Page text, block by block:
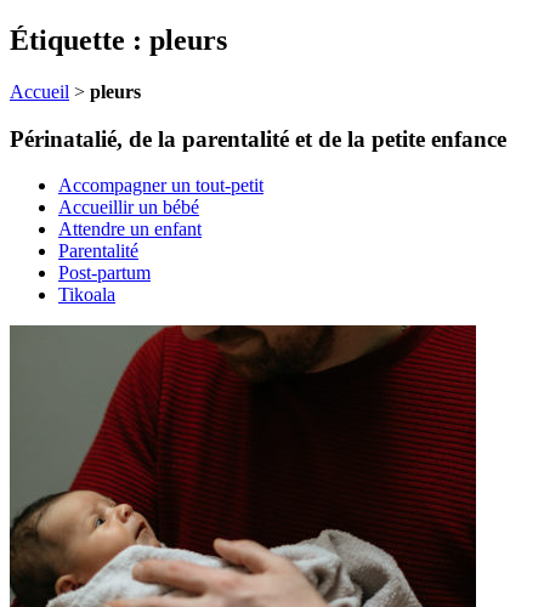
Étiquette : pleurs
Accueil > pleurs
Périnatalié, de la parentalité et de la petite enfance
Accompagner un tout-petit
Accueillir un bébé
Attendre un enfant
Parentalité
Post-partum
Tikoala